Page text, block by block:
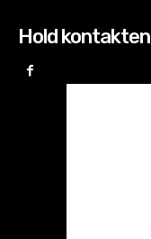
Hold kontakten